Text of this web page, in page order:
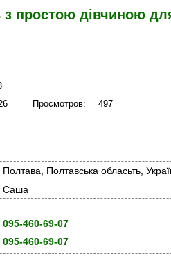
простою дівчиною
Просмотров: 497
Полтава, Полтавська обласьть,
Саша
095-460-69-07
095-460-69-07